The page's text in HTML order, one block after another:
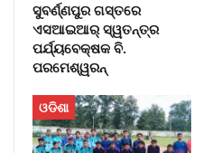
ସୁବର୍ଣ୍ଣପୁର ଗସ୍ତରେ
ଏସଆଇଆର୍ ସ୍ୱତନ୍ତ୍ର
ପର୍ଯ୍ୟବେକ୍ଷକ ବି.
ପରମେଶ୍ୱରନ୍
ଓଡିଶା